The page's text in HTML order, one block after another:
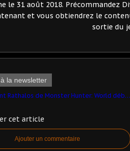
le 31 août 2018. Précommandez
et vous obtiendrez le
sortie du
la newsletter
Le terrifiant Rathalos de Monster Hunter: World débarque dans Final Fantasy XIV Online cet été
cet article
Ajouter un commentaire